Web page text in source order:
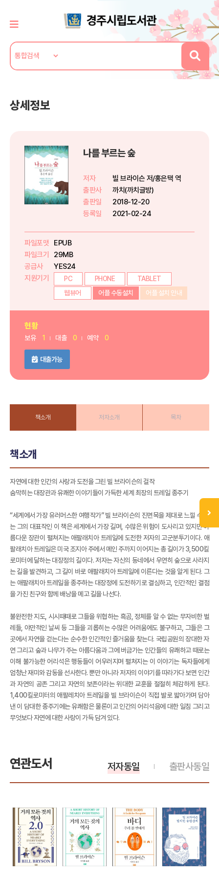
상세정보
나를 부르는 숲
저자
빌 브라이슨 저/홍은택 역
출판사
까치(까치글방)
출판일
2018-12-20
등록일
2021-02-24
파일포맷
EPUB
파일크기
29MB
공급사
YES24
지원기기
PC PHONE
TABLET
웹뷰어
어플 수동설치 어플 설치 안내
현황
보유 1 대출 0 예약 0
대출가능
책소개 저자소개 목차
책소개
자연에 대한 인간의 사랑과 도전을 그린 빌 브라이슨의 걸작
숨막히는 대장관과 유쾌한 이야기들이 가득한 세계 최장의 트레일 종주기
“세계에서 가장 유러머스한 여행작가” 빌 브라이슨의 진면목을 제대로 느낄 수 있
는 그의 대표작인 이 책은 세계에서 가장 길며, 수많은 위험이 도사리고 있지만 아
름다운 장관이 펼쳐지는 애팔래치아 트레일에 도전한 저자의 고군분투기이다. 애
팔래치아 트레일은 미국 조지아 주에서 메인 주까지 이어지는 총 길이가 3,500킬
로미터에 달하는 대장정의 길이다. 저자는 자신의 동네에서 우연히 숲으로 사라지
는 길을 발견하고, 그 길이 바로 애팔래치아 트레일에 이른다는 것을 알게 된다. 그
는 애팔래치아 트레일을 종주하는 대장정에 도전하기로 결심하고, 인간적인 결점
을 가진 친구와 함께 배낭을 메고 길을 나선다.
불완전한 지도, 시시때때로 그들을 위협하는 흑곰, 정체를 알 수 없는 무자비한 벌
레들, 야만적인 날씨 등 그들을 괴롭히는 수많은 어려움에도 불구하고, 그들은 그
곳에서 자연을 걷는다는 순수한 인간적인 즐거움을 찾는다. 국립공원의 장대한 자
연 그리고 숲과 나무가 주는 아름다움과 그에 버금가는 인간들의 유쾌하고 때로는
이해 불가능한 어리석은 행동들이 어우러지며 펼쳐지는 이 이야기는 독자들에게
엄청난 재미와 감동을 선사한다. 뿐만 아니라 저자의 이야기를 따라가다 보면 인간
과 자연의 공존 그리고 자연의 보존이라는 위대한 교훈을 절절히 체감하게 된다.
1,400킬로미터의 애팔레치아 트레일을 빌 브라이슨이 직접 발로 밟아가며 담아
낸 이 담대한 종주기에는 유쾌함은 물론이고 인간의 어리석음에 대한 일침 그리고
무엇보다 자연에 대한 사랑이 가득 담겨 있다.
연관도서 출판사동일
저자동일